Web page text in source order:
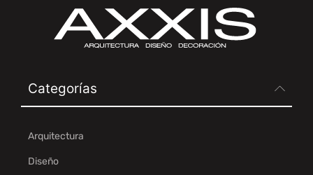
Categorías
Arquitectura
Diseño